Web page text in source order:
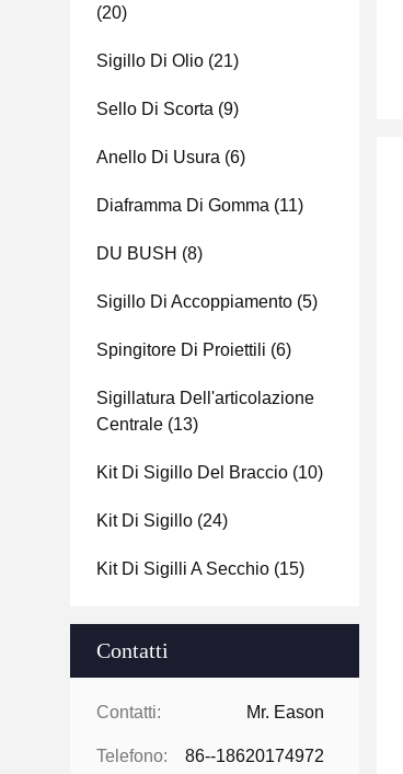
(20)
Sigillo Di Olio (21)
Sello Di Scorta (9)
Anello Di Usura (6)
Diaframma Di Gomma (11)
DU BUSH (8)
Sigillo Di Accoppiamento (5)
Spingitore Di Proiettili (6)
Sigillatura Dell'articolazione
Centrale (13)
Kit Di Sigillo Del Braccio (10)
Kit Di Sigillo (24)
Kit Di Sigilli A Secchio (15)
Contatti
Contatti: Mr. Eason
Telefono: 86--18620174972